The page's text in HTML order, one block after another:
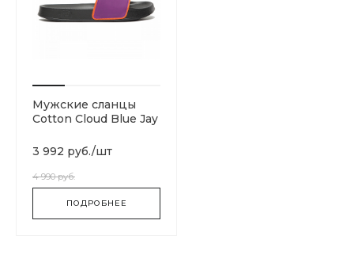
Мужские сланцы
Cotton Cloud Blue Jay
3 992 руб./шт
4 990 руб.
ПОДРОБНЕЕ